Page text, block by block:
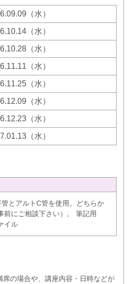
（水）
（水）
（水）
（水）
（水）
（水）
（水）
（水）
とアルトC管を使用。どちらか
前にご相談下さい）。 筆記用
イル
の場合や、講座内容・日時などが